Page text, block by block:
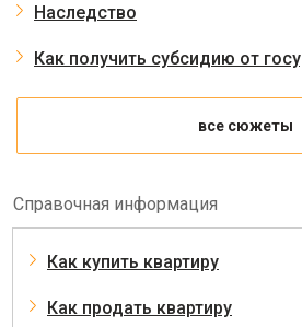
Наследство
Как получить субсидию от
все сюжеты
Справочная информация
Как купить квартиру
Как продать квартиру